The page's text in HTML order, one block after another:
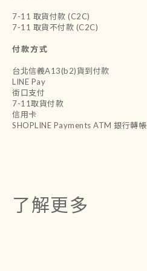
7-11 取貨付款 (C2C)
7-11 取貨不付款 (C2C)
付款方式
台北信義A13(b2)貨到付款
LINE Pay
街口支付
7-11取貨付款
信用卡
SHOPLINE Payments ATM 銀行轉帳
了解更多